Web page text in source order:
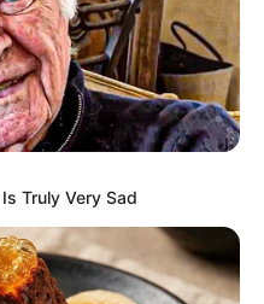
Truly Very Sad